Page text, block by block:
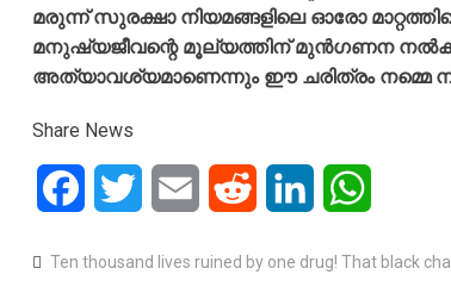
മരുന്ന് സുരക്ഷാ നിയമങ്ങളിലെ ഓരോ
മനുഷ്യജീവന്റെ മൂല്യത്തിന് മുൻഗണന
അത്യാവശ്യമാണെന്നും ഈ ചരിത്രം നമ്മെ
Share News
FacebookTwitter Email Reddit LinkedIn
Ten thousand lives ruined by one drug! That black